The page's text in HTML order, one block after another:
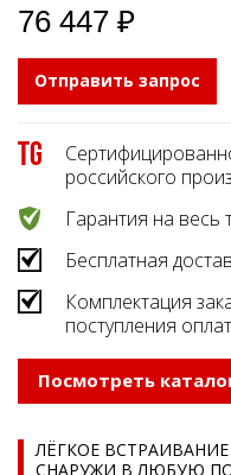
76 447 ₽
Отправить запрос
российского
Гарантия на весь
Бесплатная
Комплектация
поступления
Посмотреть
ЛЁГКОЕ
СНАРУЖИ В ЛЮБУЮ